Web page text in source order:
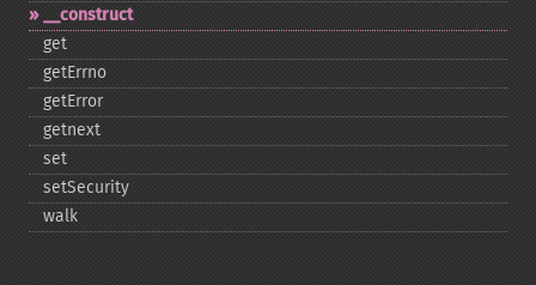
_​_​construct
get
getErrno
getError
getnext
set
setSecurity
walk